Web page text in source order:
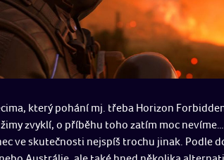
který pohání mj. třeba Horizon
zvyklí, o příběhu toho zatím moc
ve skutečnosti nejspíš trochu jinak. Podle